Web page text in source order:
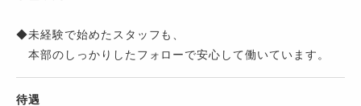
◆未経験で始めたスタッフも、
本部のしっかりしたフォローで安心して働いています。
待遇